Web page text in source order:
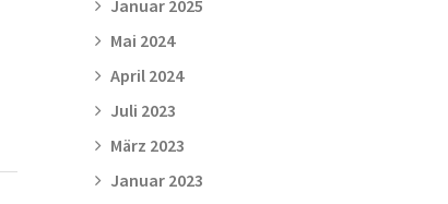
Januar 2025
Mai 2024
April 2024
Juli 2023
März 2023
Januar 2023